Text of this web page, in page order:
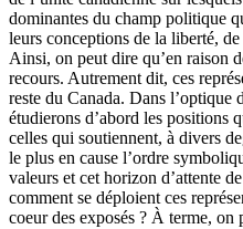
dominantes du champ politique
leurs conceptions de la liberté,
Ainsi, on peut dire qu’en raison
recours. Autrement dit, ces
reste du Canada. Dans l’optique
étudierons d’abord les positions
celles qui soutiennent, à divers
le plus en cause l’ordre
valeurs et cet horizon d’attente
comment se déploient ces
coeur des exposés ? À terme,